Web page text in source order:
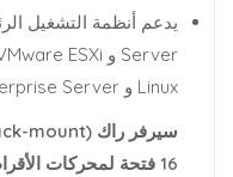
Linux و SUSE Linux Enterprise Server
16 فتحة لمحركات